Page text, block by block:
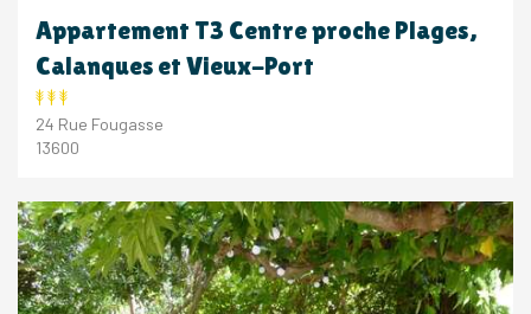
Appartement T3 Centre proche Plages,
Calanques et Vieux-Port
24 Rue Fougasse
13600